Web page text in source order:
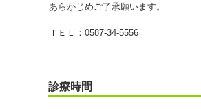
あらかじめご了承願います。
ＴＥＬ：0587-34-5556
診療時間